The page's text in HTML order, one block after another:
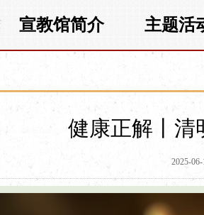
宣教馆简介 主题活
健康正解丨清
2025-